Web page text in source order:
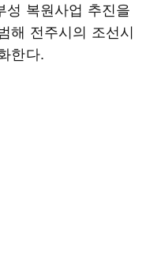
성 복원사업 추진을
해 전주시의 조선시
한다.